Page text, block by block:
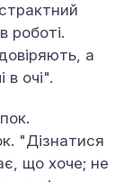
роботі.
а
в очі".
"Дізнатися
що хоче; не